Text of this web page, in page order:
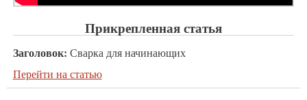
Прикрепленная статья
Заголовок: Сварка для начинающих
Перейти на статью